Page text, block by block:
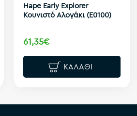
Hape Early Explorer
Κουνιστό Αλογάκι (E0100)
61,35€
ΚΑΛΆΘΙ